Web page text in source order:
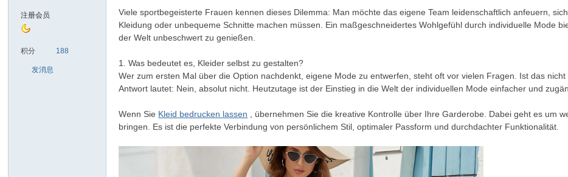
注册会员
积分 188
发消息
Viele sportbegeisterte Frauen kennen dieses Dilemma: Man möchte das eigene Team leidenschaftlich anfeuern,
Kleidung oder unbequeme Schnitte machen müssen. Ein maßgeschneidertes Wohlgefühl durch individuelle Mode
der Welt unbeschwert zu genießen.
1. Was bedeutet es, Kleider selbst zu gestalten?
Wer zum ersten Mal über die Option nachdenkt, eigene Mode zu entwerfen, steht oft vor vielen Fragen. Ist das
Antwort lautet: Nein, absolut nicht. Heutzutage ist der Einstieg in die Welt der individuellen Mode einfacher und
Wenn Sie Kleid bedrucken lassen , übernehmen Sie die kreative Kontrolle über Ihre Garderobe. Dabei geht es um
bringen. Es ist die perfekte Verbindung von persönlichem Stil, optimaler Passform und durchdachter Funktionalität.